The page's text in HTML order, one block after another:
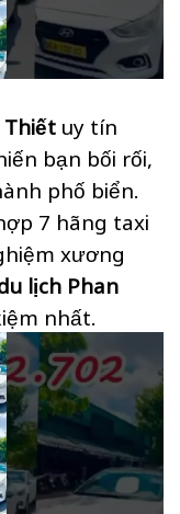
Thiết uy tín
bạn bối rối,
phố biển.
7 hãng taxi
xương
lịch Phan
nhất.